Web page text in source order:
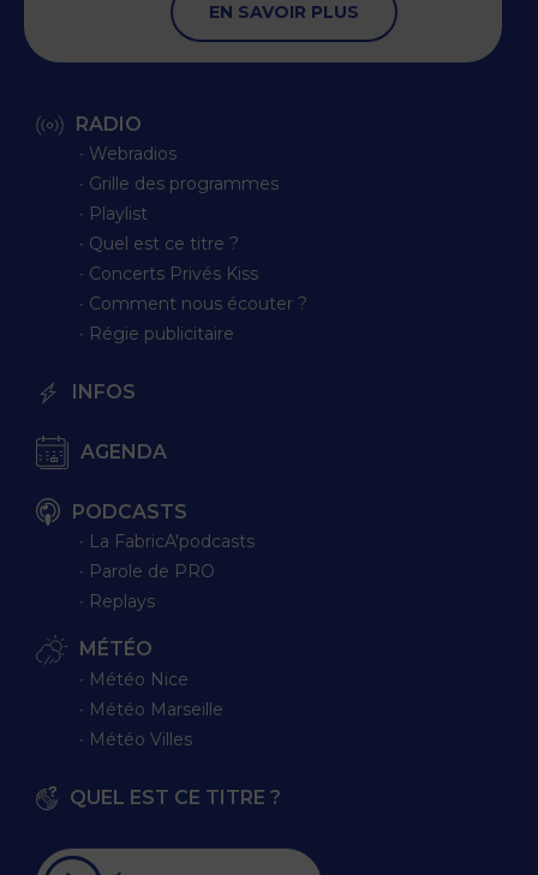
EN SAVOIR PLUS
RADIO
∙ Webradios
∙ Grille des programmes
∙ Playlist
∙ Quel est ce titre ?
∙ Concerts Privés Kiss
∙ Comment nous écouter ?
∙ Régie publicitaire
INFOS
AGENDA
PODCASTS
∙ La FabricA'podcasts
∙ Parole de PRO
∙ Replays
MÉTÉO
∙ Météo Nice
∙ Météo Marseille
∙ Météo Villes
QUEL EST CE TITRE ?